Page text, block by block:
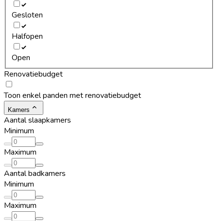
Gesloten
Halfopen
Open
Renovatiebudget
Toon enkel panden met renovatiebudget
Kamers
Aantal slaapkamers
Minimum
Maximum
Aantal badkamers
Minimum
Maximum